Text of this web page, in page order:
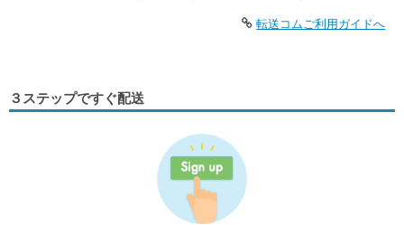
転送コムご利用ガイドへ
３ステップですぐ配送